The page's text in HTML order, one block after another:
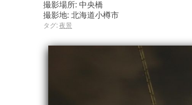
撮影場所: 中央橋
撮影地: 北海道小樽市
タグ:夜景